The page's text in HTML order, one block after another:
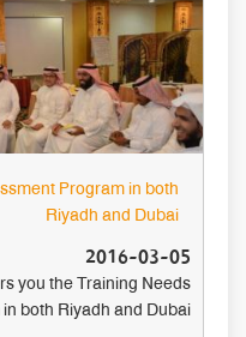
Program in both
Riyadh and Dubai
2016-03-05
you the Training Needs
both Riyadh and Dubai.